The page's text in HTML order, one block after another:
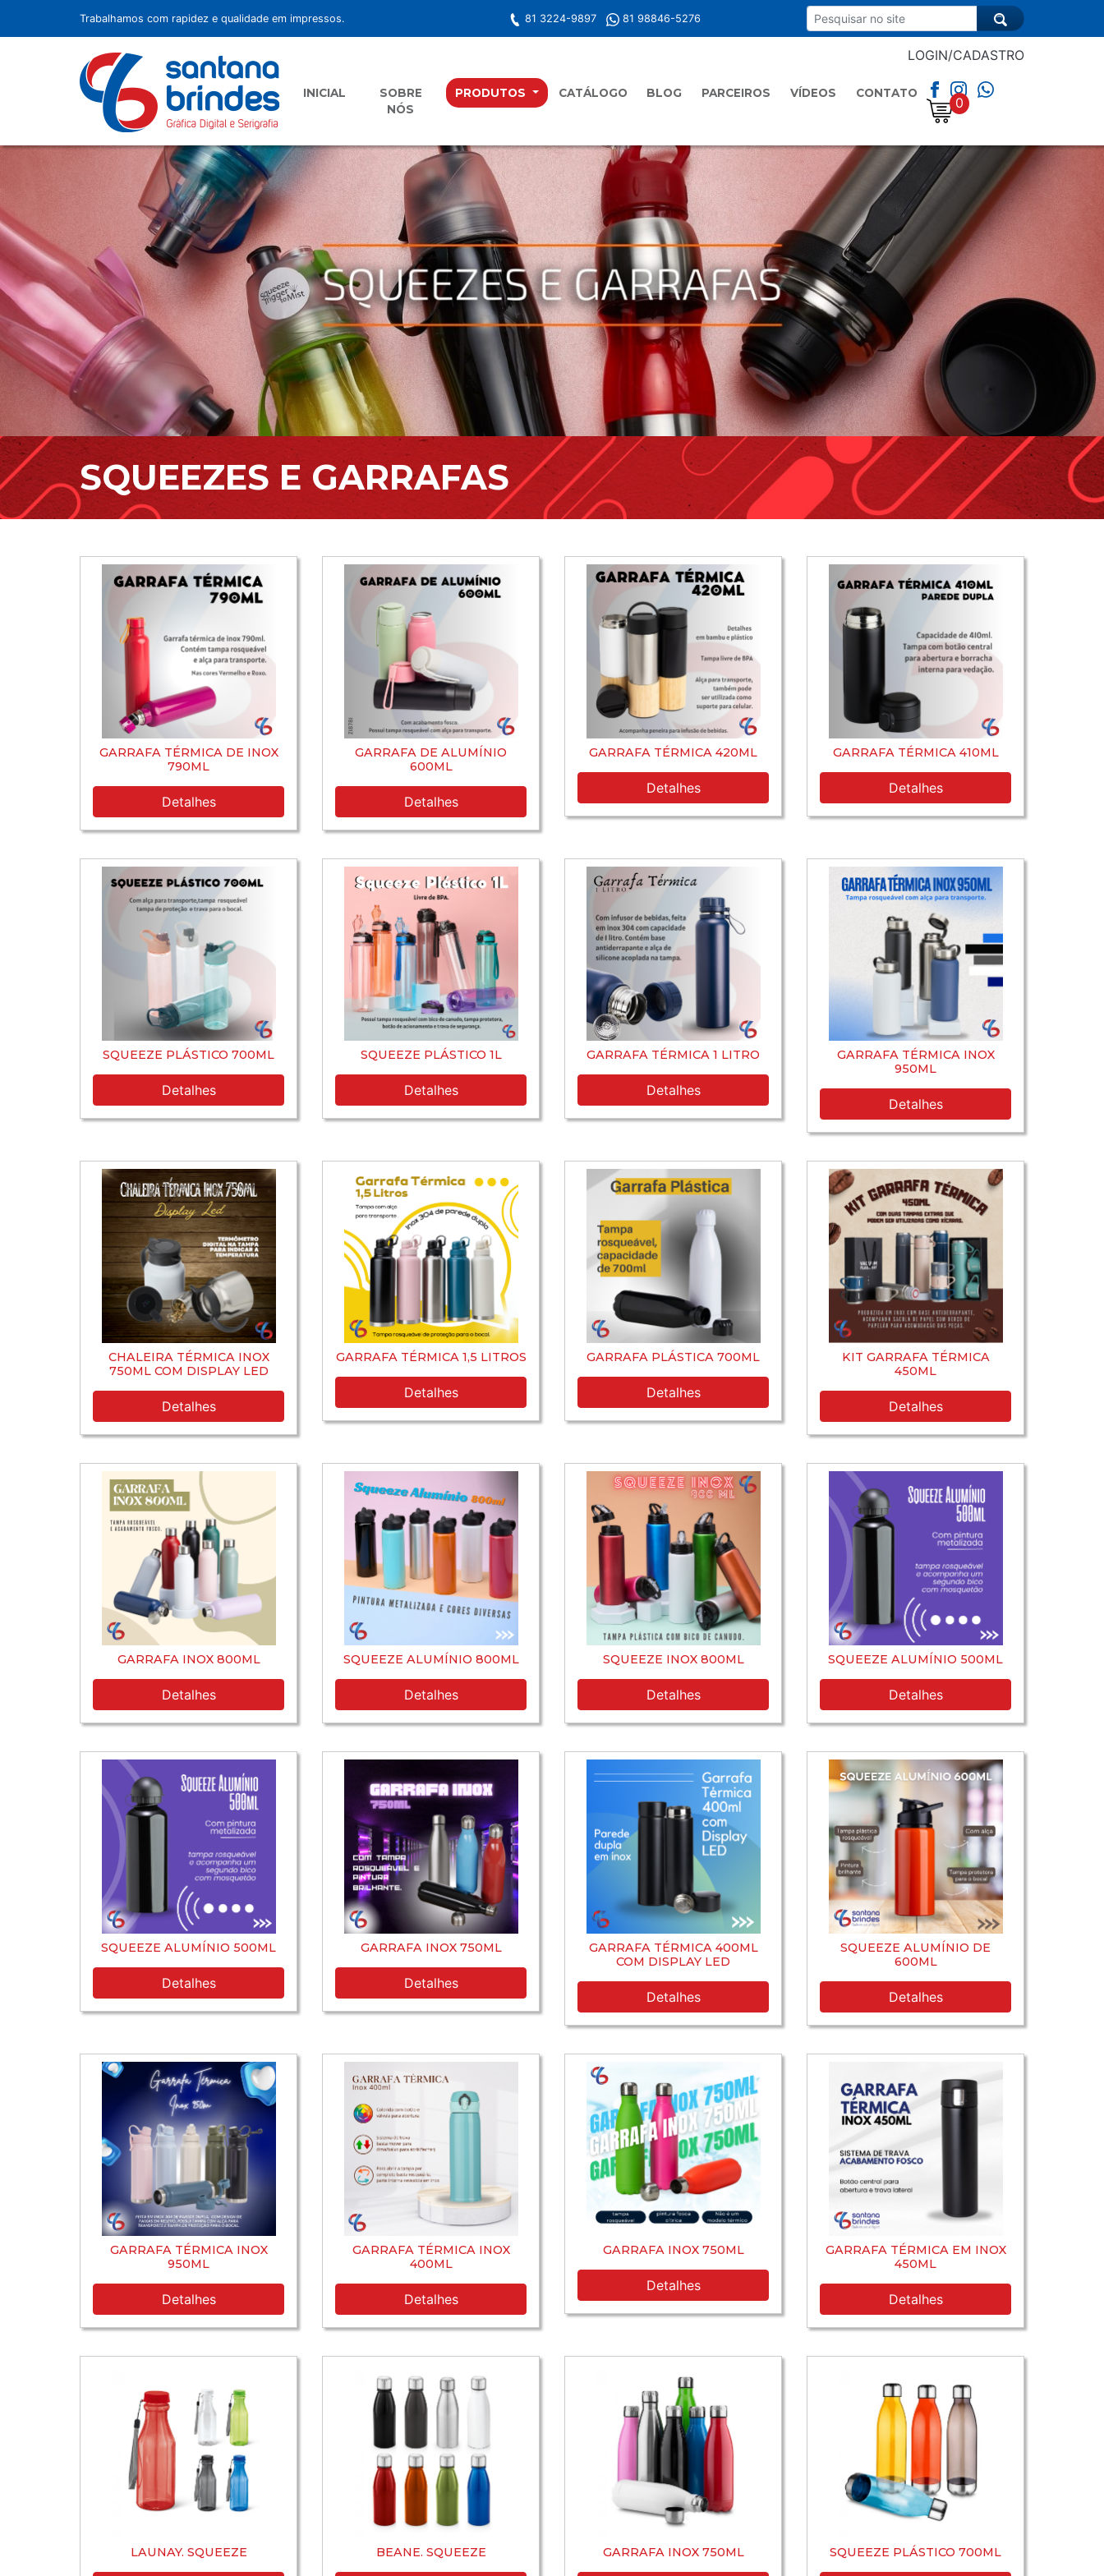
Trabalhamos com rapidez e qualidade em impressos. 81 3224-9897 81 98846-5276
LOGIN/CADASTRO
INICIAL
SOBRE
NÓS
PRODUTOS CATÁLOGO BLOG PARCEIROS VÍDEOS CONTATO
0
SQUEEZES E GARRAFAS
GARRAFA TÉRMICA DE INOX
790ML
Detalhes
GARRAFA DE ALUMÍNIO
600ML
Detalhes
GARRAFA TÉRMICA 420ML
Detalhes
GARRAFA TÉRMICA 410ML
Detalhes
SQUEEZE PLÁSTICO 700ML
Detalhes
SQUEEZE PLÁSTICO 1L
Detalhes
GARRAFA TÉRMICA 1 LITRO
Detalhes
GARRAFA TÉRMICA INOX
950ML
Detalhes
CHALEIRA TÉRMICA INOX
750ML COM DISPLAY LED
Detalhes
GARRAFA TÉRMICA 1,5 LITROS
Detalhes
GARRAFA PLÁSTICA 700ML
Detalhes
KIT GARRAFA TÉRMICA
450ML
Detalhes
GARRAFA INOX 800ML
Detalhes
SQUEEZE ALUMÍNIO 800ML
Detalhes
SQUEEZE INOX 800ML
Detalhes
SQUEEZE ALUMÍNIO 500ML
Detalhes
SQUEEZE ALUMÍNIO 500ML
Detalhes
GARRAFA INOX 750ML
Detalhes
GARRAFA TÉRMICA 400ML
COM DISPLAY LED
Detalhes
SQUEEZE ALUMÍNIO DE
600ML
Detalhes
GARRAFA TÉRMICA INOX
950ML
Detalhes
GARRAFA TÉRMICA INOX
400ML
Detalhes
GARRAFA INOX 750ML
Detalhes
GARRAFA TÉRMICA EM INOX
450ML
Detalhes
LAUNAY. SQUEEZE BEANE. SQUEEZE GARRAFA INOX 750ML SQUEEZE PLÁSTICO 700ML